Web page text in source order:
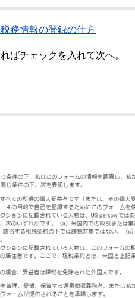
ばチェックを入れて次へ。